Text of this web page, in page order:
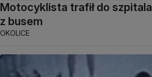
Motocyklista trafił do
z busem
OKOLICE